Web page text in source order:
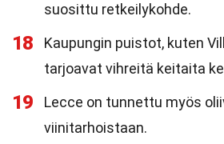
suosittu retkeilykohde.
18
Kaupungin puistot, kuten
tarjoavat vihreitä keitaita
19
Lecce on tunnettu myös
viinitarhoistaan.